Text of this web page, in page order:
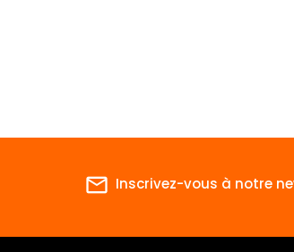
mail_outline Inscrivez-vous à notre